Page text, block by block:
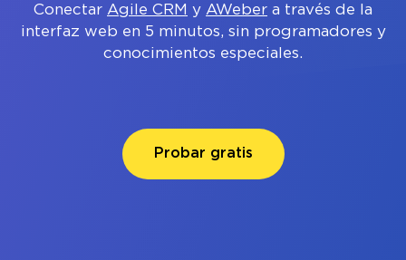
Conectar Agile CRM y AWeber a través de la
interfaz web en 5 minutos, sin programadores y
conocimientos especiales.
Probar gratis